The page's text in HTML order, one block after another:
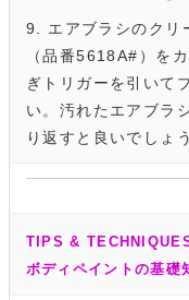
9. エアブラシのクリ
（品番5618A#）を
ぎトリガーを引いて
い。汚れたエアブラ
り返すと良いでしょう
TIPS &
ボディペイントの基礎